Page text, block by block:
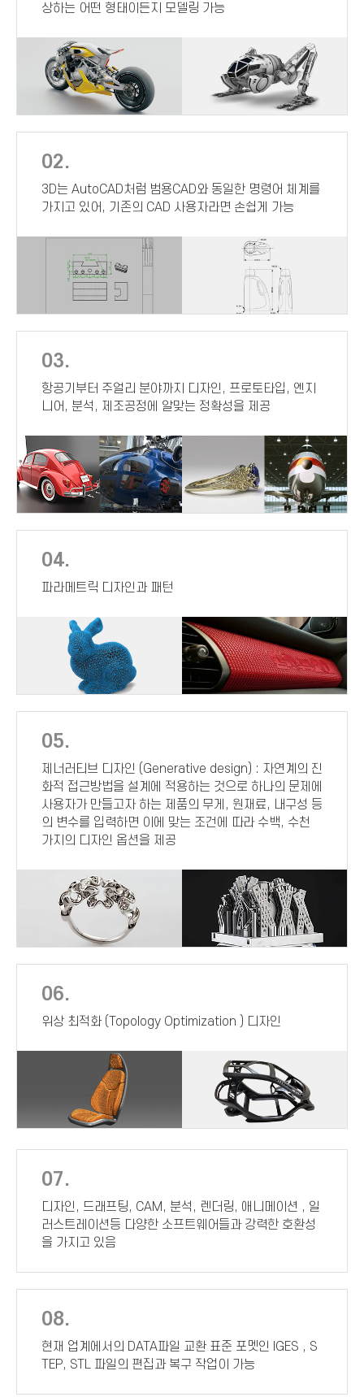
상하는 어떤 형태이든지 모델링 가능
02.
3D는 AutoCAD처럼 범용CAD와 동일한 명령어 체계를
가지고 있어, 기존의 CAD 사용자라면 손쉽게 가능
03.
항공기부터 주얼리 분야까지 디자인, 프로토타입, 엔지
니어, 분석, 제조공정에 알맞는 정확성을 제공
04.
파라메트릭 디자인과 패턴
05.
제너러티브 디자인 (Generative design) : 자연계의 진
화적 접근방법을 설계에 적용하는 것으로 하나의 문제에
사용자가 만들고자 하는 제품의 무게, 원재료, 내구성 등
의 변수를 입력하면 이에 맞는 조건에 따라 수백, 수천
가지의 디자인 옵션을 제공
06.
위상 최적화 (Topology Optimization ) 디자인
07.
디자인, 드래프팅, CAM, 분석, 렌더링, 애니메이션 , 일
러스트레이션등 다양한 소프트웨어들과 강력한 호환성
을 가지고 있음
08.
현재 업계에서의 DATA파일 교환 표준 포멧인 IGES , S
TEP, STL 파일의 편집과 복구 작업이 가능